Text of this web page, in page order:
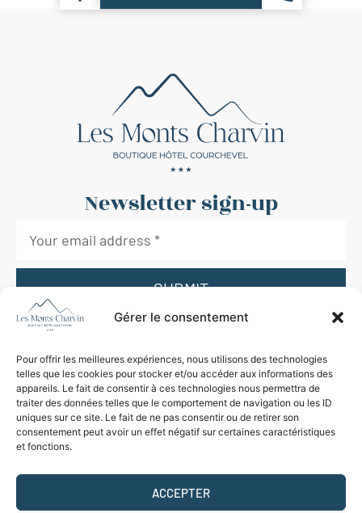
Gérer le consentement
Pour offrir les meilleures expériences, nous utilisons des technologies
telles que les cookies pour stocker et/ou accéder aux informations des
appareils. Le fait de consentir à ces technologies nous permettra de
traiter des données telles que le comportement de navigation ou les ID
uniques sur ce site. Le fait de ne pas consentir ou de retirer son
consentement peut avoir un effet négatif sur certaines caractéristiques
et fonctions.
ACCEPTER
Newsletter sign-up
I agree to receive legal information by email and accept the terms
SUBMIT
+33 4 79 04 19 10
HOTEL@MONTSCHARVIN-COURCHEVEL.COM
94 RUE DES VERDONS
73120 COURCHEVEL